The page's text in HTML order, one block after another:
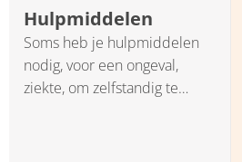
gezonde en smakelijke
koelverse en vriesverse
maaltijden voor je en houden
daarbij rekening met jouw
Hulpmiddelen
Soms heb je hulpmiddelen
nodig, voor een ongeval,
ziekte, om zelfstandig te